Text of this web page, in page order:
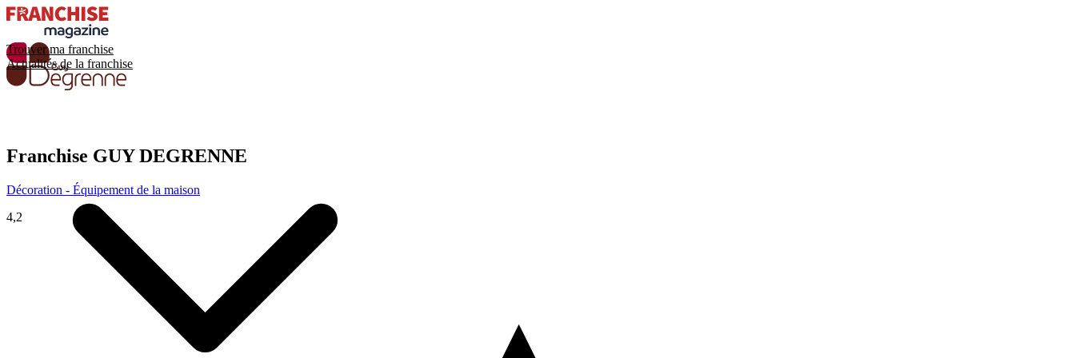
Trouver ma franchise
Actualités de la franchise
Franchise GUY DEGRENNE
Décoration - Équipement de la maison
4,2